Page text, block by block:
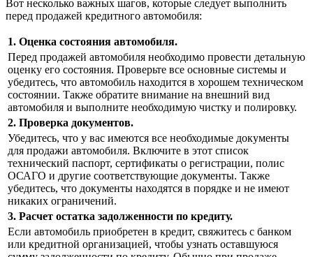
Вот несколько важных шагов, которые следует выполнить
перед продажей кредитного автомобиля:
1. Оценка состояния автомобиля.
Перед продажей автомобиля необходимо провести детальную
оценку его состояния. Проверьте все основные системы и
убедитесь, что автомобиль находится в хорошем техническом
состоянии. Также обратите внимание на внешний вид
автомобиля и выполните необходимую чистку и полировку.
2. Проверка документов.
Убедитесь, что у вас имеются все необходимые документы
для продажи автомобиля. Включите в этот список
технический паспорт, сертификаты о регистрации, полис
ОСАГО и другие соответствующие документы. Также
убедитесь, что документы находятся в порядке и не имеют
никаких ограничений.
3. Расчет остатка задолженности по кредиту.
Если автомобиль приобретен в кредит, свяжитесь с банком
или кредитной организацией, чтобы узнать оставшуюся